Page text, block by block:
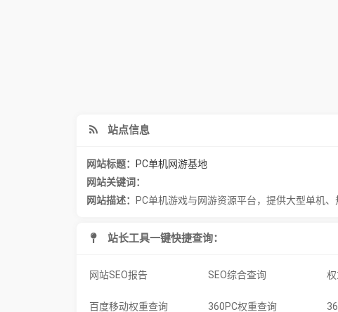
站点信息
网站标题：
PC单机网游基地
网站关键词：
网站描述：
PC单机游戏与网游资源平台，提供大型单机
站长工具一键快捷查询：
网站SEO报告 SEO综合查询
百度移动权重查询 360PC权重查询